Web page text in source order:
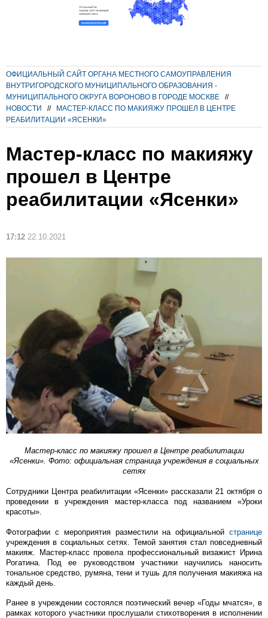
ОФИЦИАЛЬНЫЙ САЙТ ОРГАНА МЕСТНОГО САМОУПРАВЛЕНИЯ
ВНУТРИГОРОДСКОГО МУНИЦИПАЛЬНОГО ОБРАЗОВАНИЯ -
МУНИЦИПАЛЬНОГО ОКРУГА ВОРОНОВО В ГОРОДЕ МОСКВЕ
//
НОВОСТИ
//
МАСТЕР-КЛАСС ПО МАКИЯЖУ ПРОШЕЛ В ЦЕНТРЕ
РЕАБИЛИТАЦИИ «ЯСЕНКИ»
Мастер-класс по макияжу
прошел в Центре
реабилитации «Ясенки»
17:12 22.10.2021
Мастер-класс по макияжу прошел в Центре реабилитации
«Ясенки». Фото: официальная страница учреждения в социальных
сетях
Сотрудники Центра реабилитации «Ясенки» рассказали 21 октября о
проведении в учреждения мастер-класса под названием «Уроки
красоты».
Фотографии с мероприятия разместили на официальной странице
учреждения в социальных сетях. Темой занятия стал повседневный
макияж. Мастер-класс провела профессиональный визажист Ирина
Рогатина. Под ее руководством участники научились наносить
тональное средство, румяна, тени и тушь для получения макияжа на
каждый день.
Ранее в учреждении состоялся поэтический вечер «Годы мчатся», в
рамках которого участники прослушали стихотворения в исполнении